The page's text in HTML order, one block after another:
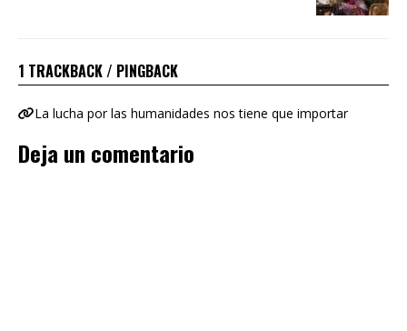
1 TRACKBACK / PINGBACK
La lucha por las humanidades nos tiene que importar
Deja un comentario